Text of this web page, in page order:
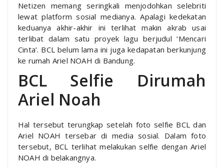
Netizen memang seringkali menjodohkan selebriti
lewat platform sosial medianya. Apalagi kedekatan
keduanya akhir-akhir ini terlihat makin akrab usai
terlibat dalam satu proyek lagu berjudul ‘Mencari
Cinta’. BCL belum lama ini juga kedapatan berkunjung
ke rumah Ariel NOAH di Bandung.
BCL Selfie Dirumah
Ariel Noah
Hal tersebut terungkap setelah foto selfie BCL dan
Ariel NOAH tersebar di media sosial. Dalam foto
tersebut, BCL terlihat melakukan selfie dengan Ariel
NOAH di belakangnya.